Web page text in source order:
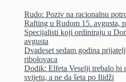
Rudo: Poziv na racionalnu
Rafting u Rudom 15. avgusta,
Specijalisti koji ordiniraju u
avgusta
Dvadeset sedam godina
ribolovaca
Dodik: Elfeta Veselji trebalo bi
svijetu, a ne da šeta po Ilidži